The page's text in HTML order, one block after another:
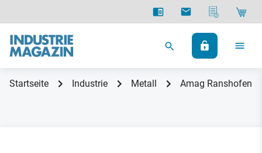
Startseite Industrie Metall Amag Ranshofen: